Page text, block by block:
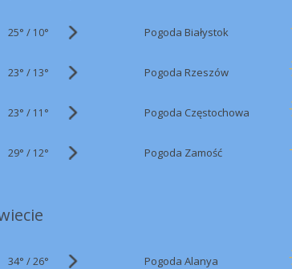
25° / 10° Pogoda Białystok
23° / 13° Pogoda Rzeszów
23° / 11° Pogoda Częstochowa
29° / 12° Pogoda Zamość
34° /26° Pogoda Alanya